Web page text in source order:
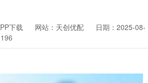
下载 网站：天创优配
日期：2025-08-